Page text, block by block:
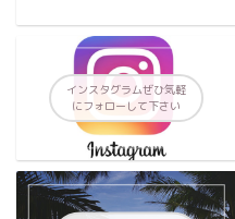
インスタグラムぜひ気軽
にフォローして下さい